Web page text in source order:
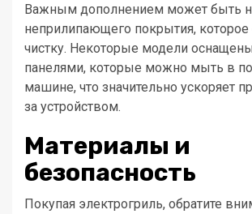
Важным дополнением может быть
неприлипающего покрытия, которое
чистку. Некоторые модели
панелями, которые можно мыть в
машине, что значительно ускоряет
за устройством.
Материалы и
безопасность
Покупая электрогриль, обратите